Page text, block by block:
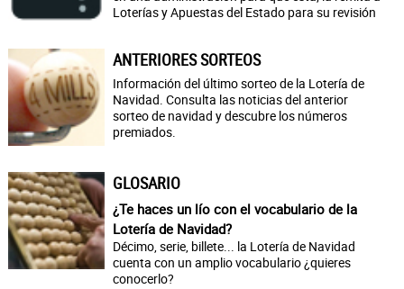
Loterías y Apuestas del Estado para su revisión
ANTERIORES SORTEOS
Información del último sorteo de la Lotería de
Navidad. Consulta las noticias del anterior
sorteo de navidad y descubre los números
premiados.
GLOSARIO
¿Te haces un lío con el vocabulario de la
Lotería de Navidad?
Décimo, serie, billete... la Lotería de Navidad
cuenta con un amplio vocabulario ¿quieres
conocerlo?